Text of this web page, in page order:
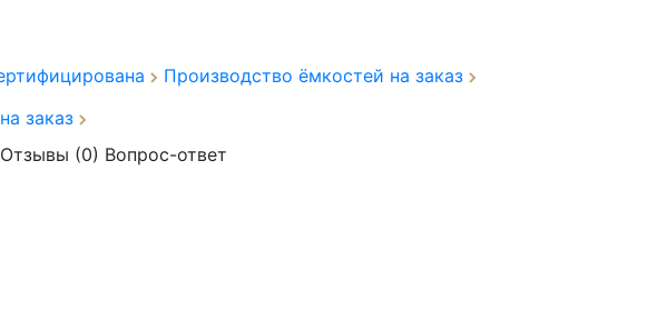
Производство ёмкостей на заказ
заказ
Отзывы (0) Вопрос-ответ